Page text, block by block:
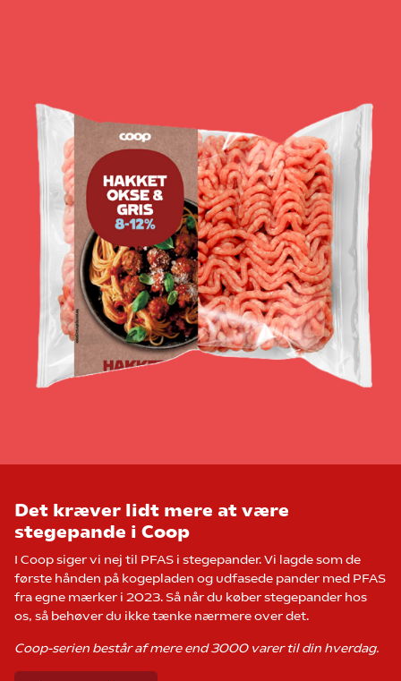
Det kræver lidt mere at være
stegepande i Coop
I Coop siger vi nej til PFAS i stegepander. Vi lagde som de
første hånden på kogepladen og udfasede pander med PFAS
fra egne mærker i 2023. Så når du køber stegepander hos
os, så behøver du ikke tænke nærmere over det.
Coop-serien består af mere end 3000 varer til din hverdag.